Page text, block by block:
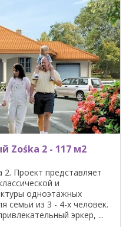
Zośka 2 - 117 м2
2. Проект представляет
и
одноэтажных
семьи из 3 - 4-х человек.
эркер, ...